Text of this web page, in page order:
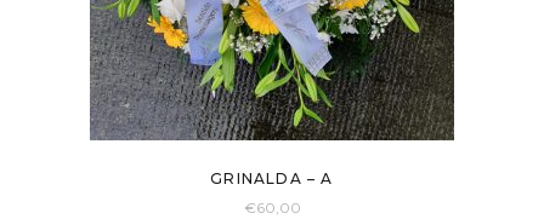
GRINALDA – A
€60,00